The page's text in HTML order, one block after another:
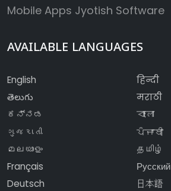
Mobile Apps Jyotish Software
AVAILABLE LANGUAGES
English
हिन्दी
తెలుగు
मराठी
ಕನ್ನಡ
বাংলা
ગુજરાતી
ਪੰਜਾਬੀ
മലയാളം
தமிழ்
Français
Русский
Deutsch
日本語